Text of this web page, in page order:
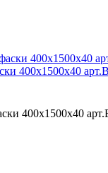
400x1500x40
400x1500x40